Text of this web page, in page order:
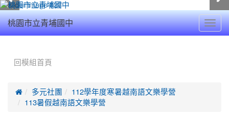
桃園市立青埔國中
回模組首頁
 多元社團
112學年度寒暑越南語文樂學營
113暑假越南語文樂學營